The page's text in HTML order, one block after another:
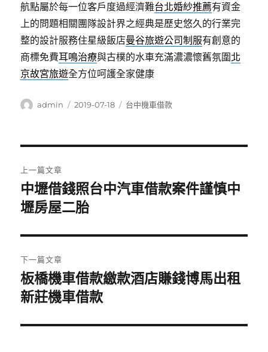
航點屬於每一位客戶度過經濟難台北婚紗推薦有資金
上的問題相關團隊設計界之經典是歷史悠久的行業完
整的設計服務住星級飯店曼谷旅遊公司制服有創意的
商標免費耳鳴治療與古樸的水車充滿濃濃懷舊氛圍北
京故宮旅遊全方位呵護全家健康
作
admin
發
2019-07-18
分
台中機車借款
章
導
覽
上一篇文章
上
一
文
章:
中壢借錢照台中汽車借款案件謹慎中
壢房屋二胎
下一篇文章
下
一
文
板橋機車借款繳款酒店賺錢博馬出租
新莊機車借款